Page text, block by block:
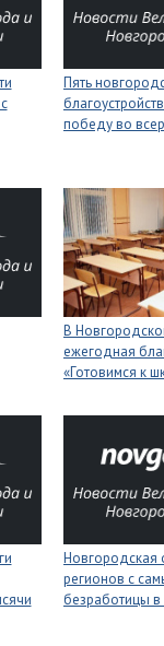
Пять
победу во
В
ежегодная
«Готовимся к
Новгородская
регионов с
безработицы в